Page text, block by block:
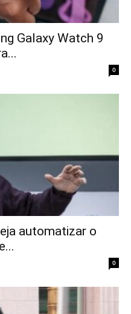
Galaxy Watch 9
0
automatizar o
0